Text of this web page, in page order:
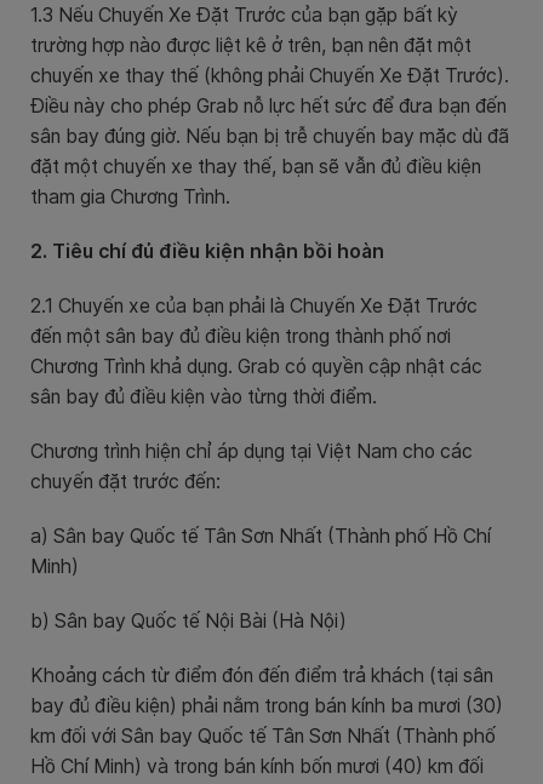
1.3 Nếu Chuyến Xe Đặt Trước của bạn gặp bất kỳ
trường hợp nào được liệt kê ở trên, bạn nên đặt một
chuyến xe thay thế (không phải Chuyến Xe Đặt Trước).
Điều này cho phép Grab nỗ lực hết sức để đưa bạn đến
sân bay đúng giờ. Nếu bạn bị trễ chuyến bay mặc dù đã
đặt một chuyến xe thay thế, bạn sẽ vẫn đủ điều kiện
tham gia Chương Trình.
2. Tiêu chí đủ điều kiện nhận bồi hoàn
2.1 Chuyến xe của bạn phải là Chuyến Xe Đặt Trước
đến một sân bay đủ điều kiện trong thành phố nơi
Chương Trình khả dụng. Grab có quyền cập nhật các
sân bay đủ điều kiện vào từng thời điểm.
Chương trình hiện chỉ áp dụng tại Việt Nam cho các
chuyến đặt trước đến:
a) Sân bay Quốc tế Tân Sơn Nhất (Thành phố Hồ Chí
Minh)
b) Sân bay Quốc tế Nội Bài (Hà Nội)
Khoảng cách từ điểm đón đến điểm trả khách (tại sân
bay đủ điều kiện) phải nằm trong bán kính ba mươi (30)
km đối với Sân bay Quốc tế Tân Sơn Nhất (Thành phố
Hồ Chí Minh) và trong bán kính bốn mươi (40) km đối